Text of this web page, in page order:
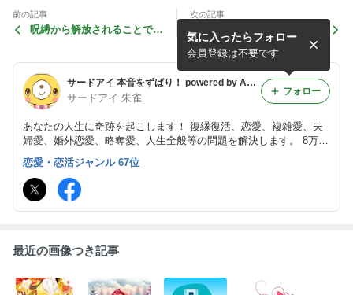
前の記事
呪縛から解放されることで、
次の記事
お相手に不安を感じるのは
サードアイ 本音をずばり！ powered by Ameba
サードアイ 朱雀
あなたの人生に奇跡を起こします！ 復縁復活、恋愛、複雑愛、夫
婦愛、婚外恋愛、略奪愛、人生全般等の問題を解決します。 8万件
（私一人で）を超える実績の鑑定！脅威の的中率！脅威の願望成就
率！を誇ります。真言密教 朱雀流気功 朱雀流行法 朱雀流秘術 霊
視･霊感鑑定
気に入ったらフォロー
会員登録は不要です
フォロー
恋愛・恋活ジャンル 67位
最近の画像つき記事